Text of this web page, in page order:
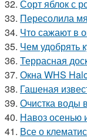
32. Сорт яблок с
33. Пересолила
34. Что сажают в
35. Чем удобрять
36. Террасная
37. Окна WHS
38. Гашеная
39. Очистка воды
40. Навоз осенью
41. Все о